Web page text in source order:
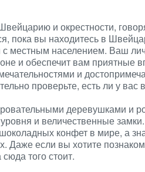
и окрестности,
пока вы находитесь в
с местным населением. Ваш
и обеспечит вам приятные
и
проверьте, есть ли у
деревушками и
и величественные
конфет в мире, а
Даже если вы хотите
того стоит.